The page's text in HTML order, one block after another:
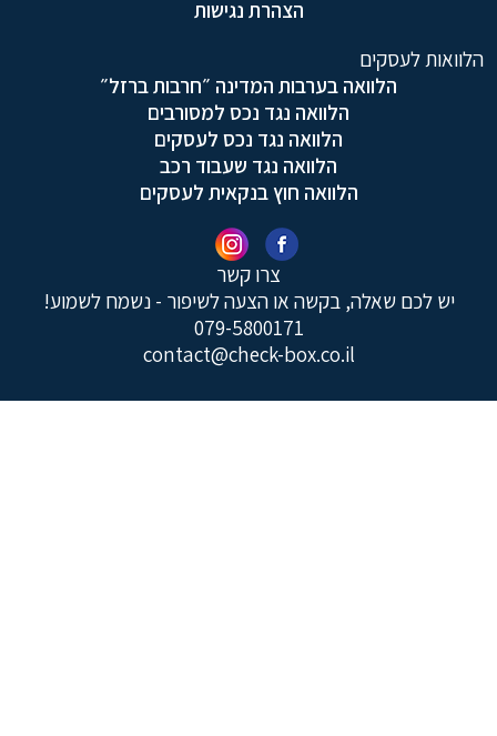
צרו קשר
יש לכם שאלה, בקשה או הצעה לשיפור - נשמח לשמוע!
079-5800171
contact@check-box.co.il
הצהרת נגישות
הלוואות לעסקים
הלוואה בערבות המדינה ״חרבות ברזל״
הלוואה נגד נכס למסורבים
הלוואה נגד נכס לעסקים
הלוואה נגד שעבוד רכב
הלוואה חוץ בנקאית לעסקים